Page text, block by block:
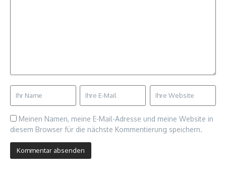
Meinen Namen, meine E-Mail-Adresse und meine Website in
diesem Browser für die nächste Kommentierung speichern.